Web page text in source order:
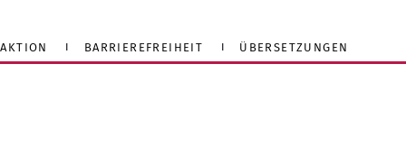
BARRIEREFREIHEIT ÜBERSETZUNGEN